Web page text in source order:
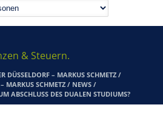
& Steuern.
DÜSSELDORF – MARKUS SCHMETZ /
MARKUS SCHMETZ / NEWS /
ABSCHLUSS DES DUALEN STUDIUMS?